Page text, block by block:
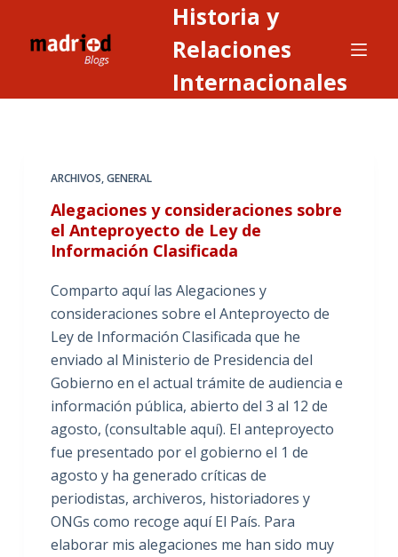
Historia y
Relaciones
Internacionales
ARCHIVOS,GENERAL
Alegaciones y consideraciones sobre
el Anteproyecto de Ley de
Información Clasificada
Comparto aquí las Alegaciones y
consideraciones sobre el Anteproyecto de
Ley de Información Clasificada que he
enviado al Ministerio de Presidencia del
Gobierno en el actual trámite de audiencia e
información pública, abierto del 3 al 12 de
agosto, (consultable aquí). El anteproyecto
fue presentado por el gobierno el 1 de
agosto y ha generado críticas de
periodistas, archiveros, historiadores y
ONGs como recoge aquí El País. Para
elaborar mis alegaciones me han sido muy